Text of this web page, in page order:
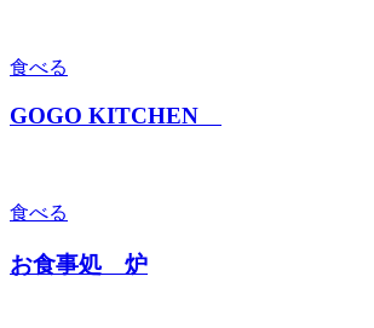
食べる
GOGO KITCHEN
食べる
お食事処 炉